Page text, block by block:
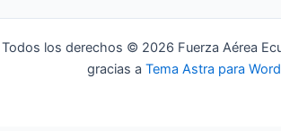
Todos los derechos © 2026 Fuerza Aérea
gracias a Tema Astra para